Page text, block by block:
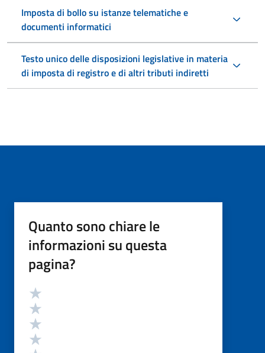
Imposta di bollo su istanze telematiche e
documenti informatici
Testo unico delle disposizioni legislative in materia
di imposta di registro e di altri tributi indiretti
Quanto sono chiare le
informazioni su questa
pagina?
Valutazione